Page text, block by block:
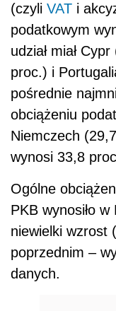
(czyli VAT i
podatkowym
udział miał
proc.) i
pośrednie
obciążeniu
Niemczech
wynosi 33,8
Ogólne
PKB wynosiło
niewielki wzrost
poprzednim –
danych.